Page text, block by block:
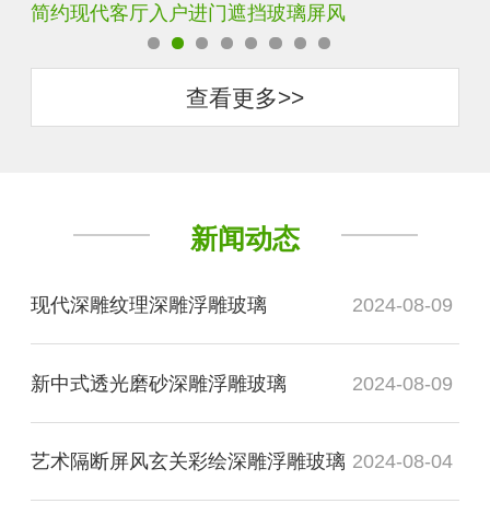
风 铁艺不锈钢玻璃屏风隔断
查看更多>>
新闻动态
现代深雕纹理深雕浮雕玻璃 2024-08-09
新中式透光磨砂深雕浮雕玻璃 2024-08-09
艺术隔断屏风玄关彩绘深雕浮雕玻璃 2024-08-04